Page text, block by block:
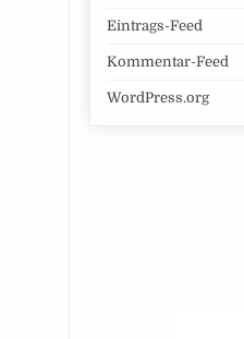
Eintrags-Feed
Kommentar-Feed
WordPress.org